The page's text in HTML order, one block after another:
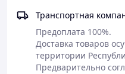
Транспортная
Предоплата 100%.
Доставка товаров
территории
Предварительно